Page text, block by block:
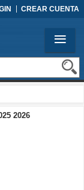
CREAR CUENTA
2026